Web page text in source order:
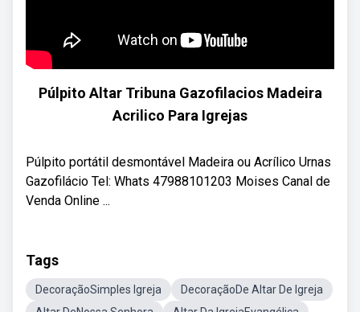
Púlpito Altar Tribuna Gazofilacios Madeira
Acrilico Para Igrejas
Púlpito portátil desmontável Madeira ou Acrílico Urnas
Gazofilácio Tel: Whats 47988101203 Moises Canal de
Venda Online ...
Tags
DecoraçãoSimples Igreja
DecoraçãoDe Altar De Igreja